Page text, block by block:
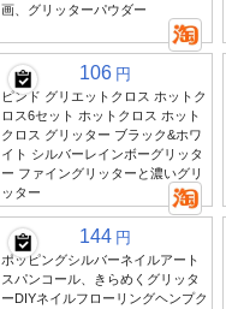
画、グリッターパウダー
106 円
ピンド グリエットクロス ホットク
ロス6セット ホットクロス ホット
クロス グリッター ブラック&ホワ
イト シルバーレインボーグリッタ
ー ファイングリッターと濃いグリ
ッター
144 円
ポッピングシルバーネイルアート
スパンコール、きらめくグリッタ
ーDIYネイルフローリングヘンプク